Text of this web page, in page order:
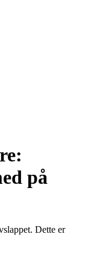
på
Dette er